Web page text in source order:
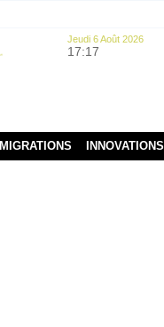
Jeudi 6 Août 2026
17:17
MIGRATIONS INNOVATIONS